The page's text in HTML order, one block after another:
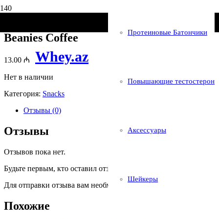
Whey.az
Протеиновые Батончики
Повышающие тестостерон
Аксессуары
Шейкеры
Beanies Coffee
13.00 ₼
Нет в наличии
Категория: Snacks
Отзывы (0)
Отзывы
Отзывов пока нет.
Будьте первым, кто оставил отзыв на «Beanies Coffee»
Для отправки отзыва вам необходимоавторизоваться
Похожие